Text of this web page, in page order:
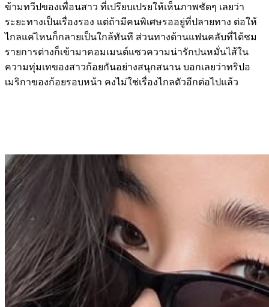
ข้ามทวีปของเพื่อนสาว ที่เปรียบเปรยให้เห็นภาพชัดๆ เลยว่า
ระยะทางเป็นเรื่องรอง แต่ถ้ามีคนพิเศษรออยู่ที่ปลายทาง ต่อให้
ไกลแค่ไหนก็กลายเป็นใกล้ทันที ส่วนทางด้านแฟนคลับที่ได้ชม
รายการต่างก็เข้ามาคอมเมนต์แซวความน่ารักปนหมั่นไส้ใน
ความทุ่มเทของสาวก้อยกันอย่างสนุกสนาน บอกเลยว่าทริปอ
เมริกาของก้อยรอบหน้า คงไม่ใช่เรื่องไกลตัวอีกต่อไปแล้ว